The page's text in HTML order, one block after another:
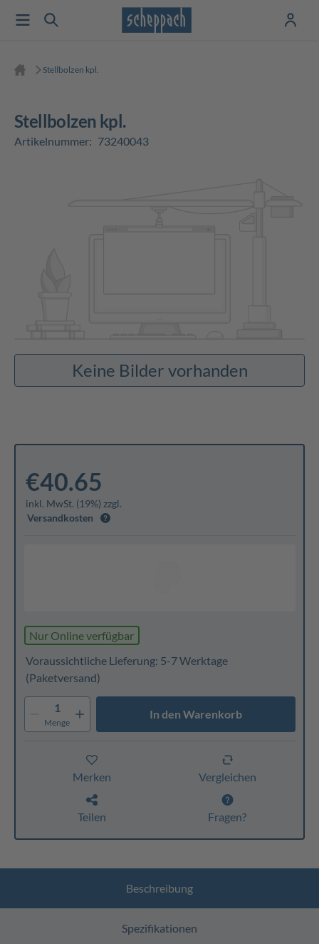
Stellbolzen kpl.
Stellbolzen kpl.
Artikelnummer: 73240043
Keine Bilder vorhanden
€40.65
inkl. MwSt. (19%) zzgl.
Versandkosten
Nur Online verfügbar
Voraussichtliche Lieferung: 5-7 Werktage
(Paketversand)
1
Menge
In den Warenkorb
Merken Vergleichen
Teilen Fragen?
Beschreibung
Spezifikationen